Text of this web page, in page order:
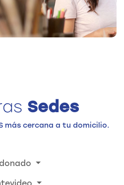
Sedes
más cercana a tu domicilio.